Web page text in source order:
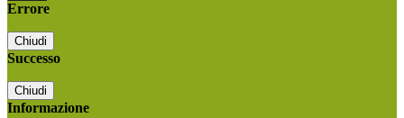
Errore
Chiudi
Successo
Chiudi
Informazione